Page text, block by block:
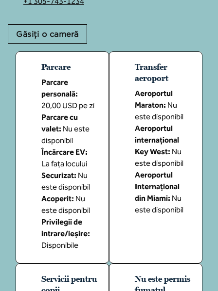
Găsiți o cameră
Parcare
Parcare
personală:
20,00 USD pe zi
Parcare cu
valet: Nu este
disponibil
Încărcare EV:
La fața locului
Securizat: Nu
este disponibil
Acoperit: Nu
este disponibil
Privilegii de
intrare/ieșire:
Disponibile
Transfer
aeroport
Aeroportul
Maraton: Nu
este disponibil
Aeroportul
internațional
Key West: Nu
este disponibil
Aeroportul
Internațional
din Miami: Nu
este disponibil
Servicii pentru
Nu este permis